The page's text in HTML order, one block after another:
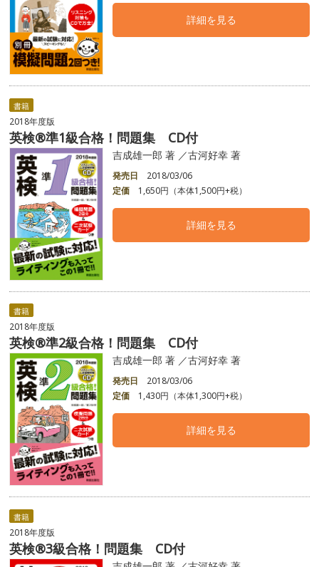
詳細を見る
書籍
2018年度版
英検®準1級合格！問題集 CD付
吉成雄一郎 著 ／古河好幸 著
発売日
2018/03/06
定価
1,650円（本体1,500円+税）
詳細を見る
書籍
2018年度版
英検®準2級合格！問題集 CD付
吉成雄一郎 著 ／古河好幸 著
発売日
2018/03/06
定価
1,430円（本体1,300円+税）
詳細を見る
書籍
2018年度版
英検®3級合格！問題集 CD付